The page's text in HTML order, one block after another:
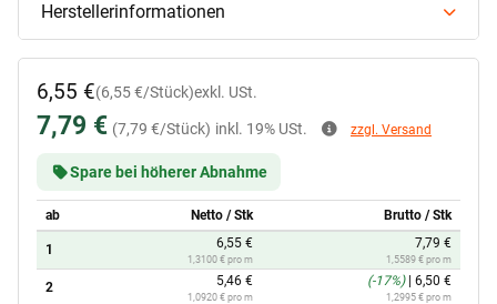
Herstellerinformationen
6,55 €(6,55 €/Stück)exkl. USt.
7,79 € (7,79 €/Stück) inkl. 19% USt. zzgl. Versand
Spare bei höherer Abnahme
ab Netto / Stk Brutto / Stk
1 6,55 €
1,3100 € pro m
7,79 €
1,5589 € pro m
2 5,46 €
1,0920 € pro m
(-17%) 6,50 €
1,2995 € pro m